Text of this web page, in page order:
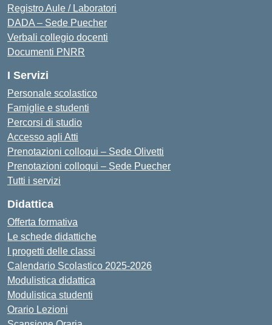
Registro Aule / Laboratori
DADA – Sede Puecher
Verbali collegio docenti
Documenti PNRR
I Servizi
Personale scolastico
Famiglie e studenti
Percorsi di studio
Accesso agli Atti
Prenotazioni colloqui – Sede Olivetti
Prenotazioni colloqui – Sede Puecher
Tutti i servizi
Didattica
Offerta formativa
Le schede didattiche
I progetti delle classi
Calendario Scolastico 2025-2026
Modulistica didattica
Modulistica studenti
Orario Lezioni